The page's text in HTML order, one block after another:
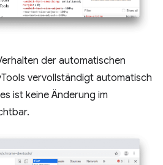
der automatischen
vervollständigt automatisch
ist keine Änderung im